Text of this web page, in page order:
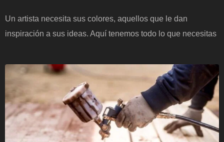
Un artista necesita sus colores, aquellos que le dan
inspiración a sus ideas. Aquí tenemos todo lo que necesitas